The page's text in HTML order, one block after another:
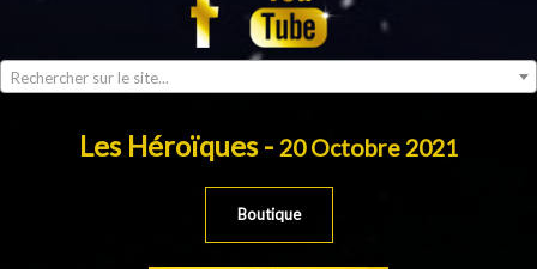
Rechercher sur le site...
Les Héroïques - 20 Octobre 2021
Boutique